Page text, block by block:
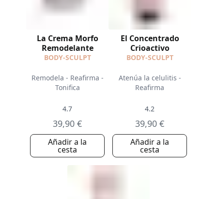
La Crema Morfo
Remodelante
BODY-SCULPT
Remodela - Reafirma -
Tonifica
4.7
39,90 €
Añadir a la
cesta
El Concentrado
Crioactivo
BODY-SCULPT
Atenúa la celulitis -
Reafirma
4.2
39,90 €
Añadir a la
cesta